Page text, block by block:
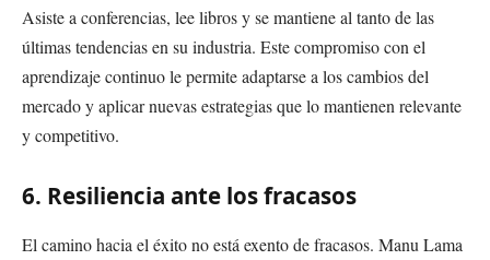
Asiste a conferencias, lee libros y se mantiene al tanto de las
últimas tendencias en su industria. Este compromiso con el
aprendizaje continuo le permite adaptarse a los cambios del
mercado y aplicar nuevas estrategias que lo mantienen relevante
y competitivo.
6. Resiliencia ante los fracasos
El camino hacia el éxito no está exento de fracasos. Manu Lama